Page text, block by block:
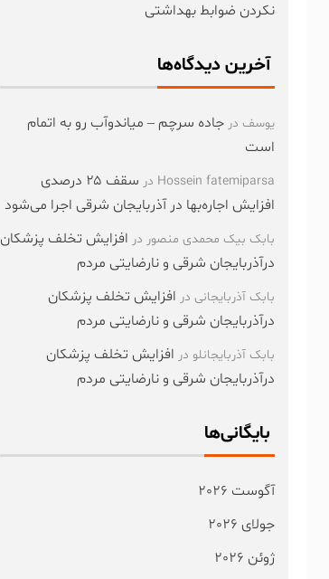
نکردن ضوابط بهداشتی
آخرین دیدگاه‌ها
یوسف درجاده سرچم – میاندوآب رو به اتمام
است
Hossein fatemiparsa در
سقف ۲۵ درصدی
افزایش اجاره‌بها در آذربایجان شرقی اجرا می‌شود
بابک بیک محمدی منصور در افزایش تخلف پزشکان
درآذربایجان شرقی و نارضایتی مردم
بابک آذربایجانی در افزایش تخلف پزشکان
درآذربایجان شرقی و نارضایتی مردم
بابک آذربایجانلو در افزایش تخلف پزشکان
درآذربایجان شرقی و نارضایتی مردم
بایگانی‌ها
آگوست 2026
جولای 2026
ژوئن 2026